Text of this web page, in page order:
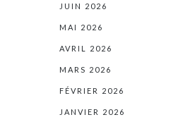
JUIN 2026
MAI 2026
AVRIL 2026
MARS 2026
FÉVRIER 2026
JANVIER 2026